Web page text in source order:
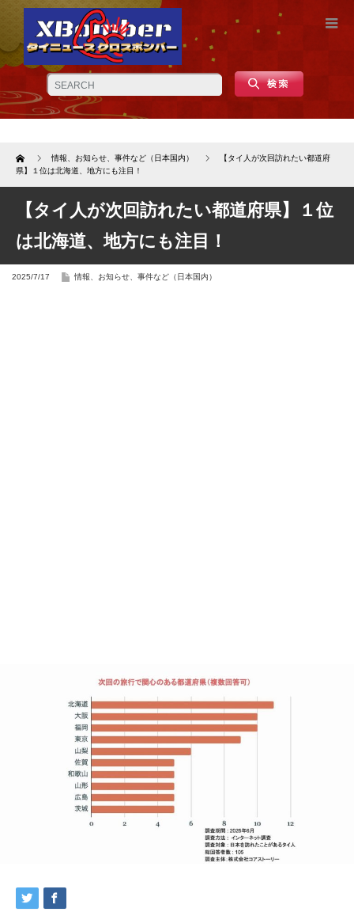
Home 情報、お知らせ、事件など（日本国内）
【タイ人が次回訪れたい都道府
県】１位は北海道、地方にも注目！
【タイ人が次回訪れたい都道府県】１位
は北海道、地方にも注目！
2025/7/17 情報、お知らせ、事件など（日本国内）